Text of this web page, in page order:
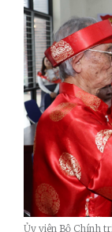
Ủy viên Bộ Chính